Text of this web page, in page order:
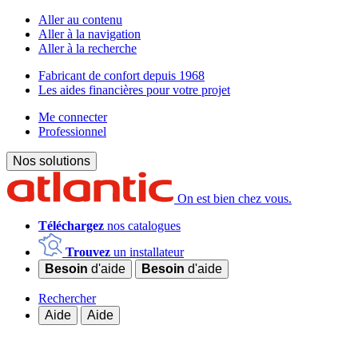
Aller au contenu
Aller à la navigation
Aller à la recherche
Fabricant de confort depuis 1968
Les aides financières pour votre projet
Me connecter
Professionnel
Nos solutions
On est bien chez vous.
Téléchargez nos catalogues
Trouvez un installateur
Besoin d'aide Besoin d'aide
Rechercher
Aide
Aide